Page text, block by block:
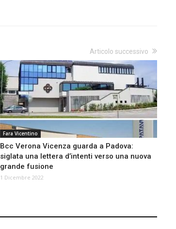
Articolo successivo
Fara Vicentino
Bcc Verona Vicenza guarda a Padova:
siglata una lettera d’intenti verso una nuova
grande fusione
1 Dicembre 2022